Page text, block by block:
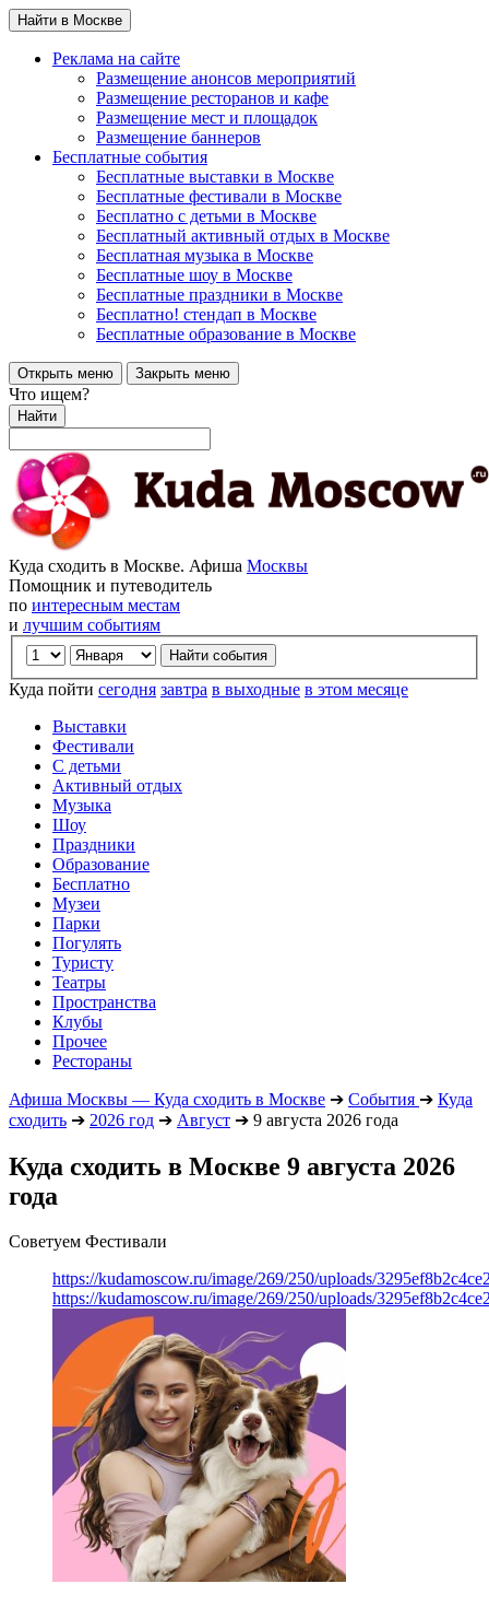
Найти в Москве
Реклама на сайте
Размещение анонсов мероприятий
Размещение ресторанов и кафе
Размещение мест и площадок
Размещение баннеров
Бесплатные события
Бесплатные выставки в Москве
Бесплатные фестивали в Москве
Бесплатно с детьми в Москве
Бесплатный активный отдых в Москве
Бесплатная музыка в Москве
Бесплатные шоу в Москве
Бесплатные праздники в Москве
Бесплатно! стендап в Москве
Бесплатные образование в Москве
Открыть меню Закрыть меню
Что ищем?
Найти
Куда сходить в Москве. Афиша Москвы
Помощник и путеводитель
по интересным местам
и лучшим событиям
Куда пойти сегодня завтра в выходные в этом месяце
Выставки
Фестивали
С детьми
Активный отдых
Музыка
Шоу
Праздники
Образование
Бесплатно
Музеи
Парки
Погулять
Туристу
Театры
Пространства
Клубы
Прочее
Рестораны
Афиша Москвы — Куда сходить в Москве ➔ События ➔ Куда
сходить ➔ 2026 год ➔ Август ➔ 9 августа 2026 года
Куда сходить в Москве 9 августа 2026
года
Советуем Фестивали
https://kudamoscow.ru/image/269/250/uploads/
https://kudamoscow.ru/image/269/250/uploads/